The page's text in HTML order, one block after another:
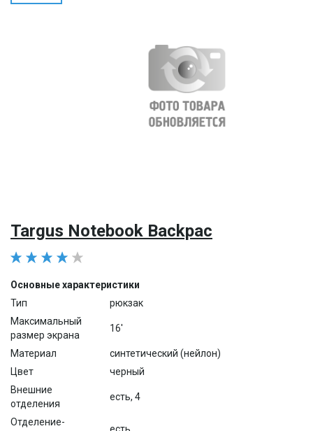
Targus Notebook Backpac
Основные характеристики
Тип
рюкзак
Максимальный
размер экрана
16'
Материал
синтетический (нейлон)
Цвет
черный
Внешние
отделения
есть, 4
Отделение-